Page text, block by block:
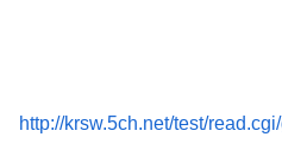
極限の中の日本人の姿に世界
【画像】スト6に彗星の如く
【動画】タイのティパンコー
http://krsw.5ch.net/test/